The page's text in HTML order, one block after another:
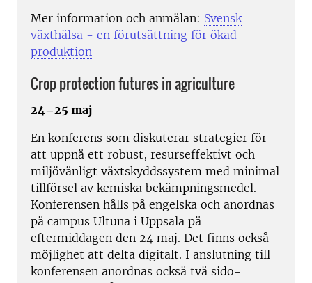
Mer information och anmälan: Svensk
växthälsa - en förutsättning för ökad
produktion
Crop protection futures in agriculture
24–25 maj
En konferens som diskuterar strategier för
att uppnå ett robust, resurseffektivt och
miljövänligt växtskyddssystem med minimal
tillförsel av kemiska bekämpningsmedel.
Konferensen hålls på engelska och anordnas
på campus Ultuna i Uppsala på
eftermiddagen den 24 maj. Det finns också
möjlighet att delta digitalt. I anslutning till
konferensen anordnas också två sido-